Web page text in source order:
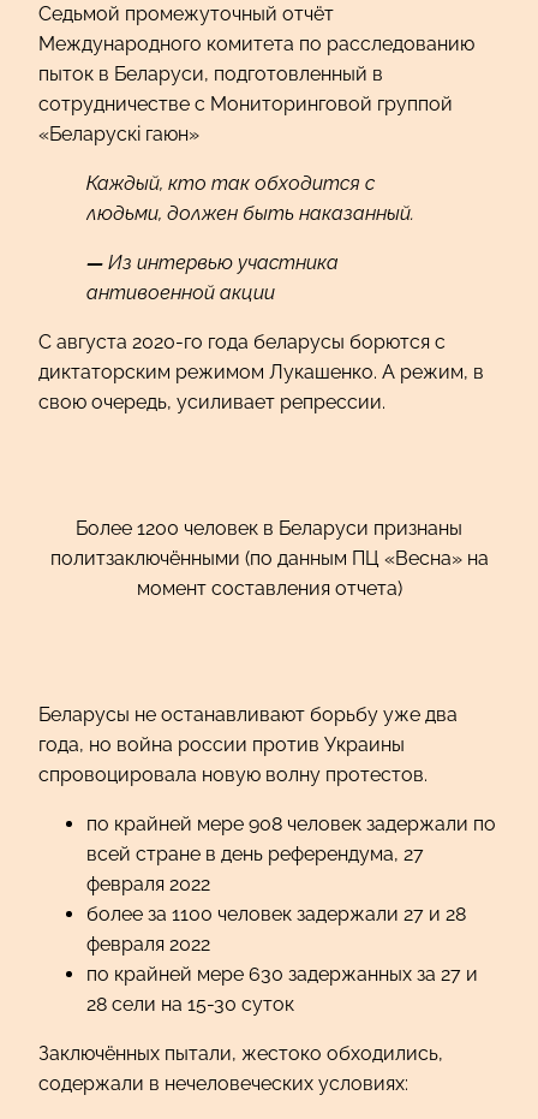
Седьмой промежуточный отчёт
Международного комитета по расследованию
пыток в Беларуси, подготовленный в
сотрудничестве с Мониторинговой группой
«Беларускі гаюн»
Каждый, кто так обходится с
людьми, должен быть наказанный.
— Из интервью участника
антивоенной акции
С августа 2020-го года беларусы борются с
диктаторским режимом Лукашенко. А режим, в
свою очередь, усиливает репрессии.
Более 1200 человек в Беларуси признаны
политзаключёнными (по данным ПЦ «Весна» на
момент составления отчета)
Беларусы не останавливают борьбу уже два
года, но война россии против Украины
спровоцировала новую волну протестов.
по крайней мере 908 человек задержали по
всей стране в день референдума, 27
февраля 2022
более за 1100 человек задержали 27 и 28
февраля 2022
по крайней мере 630 задержанных за 27 и
28 сели на 15-30 суток
Заключённых пытали, жестоко обходились,
содержали в нечеловеческих условиях: